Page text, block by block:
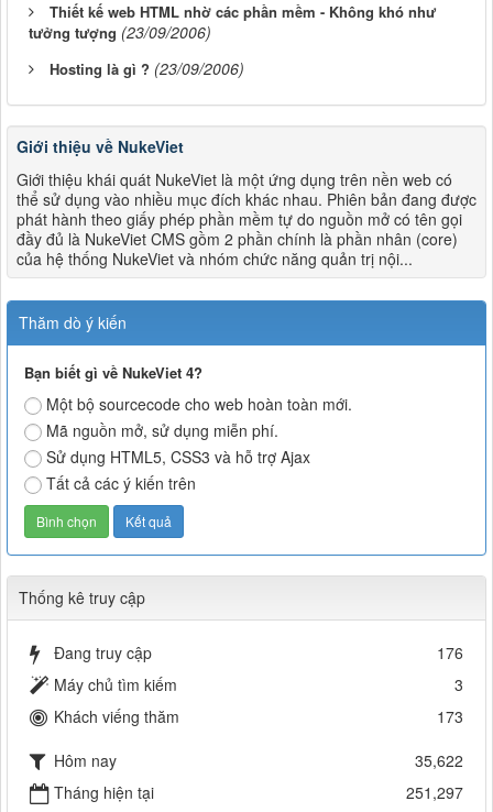
Thiết kế web HTML nhờ các phần mềm - Không khó như
tưởng tượng (23/09/2006)
Hosting là gì ? (23/09/2006)
Giới thiệu về NukeViet
Giới thiệu khái quát NukeViet là một ứng dụng trên nền web có
thể sử dụng vào nhiều mục đích khác nhau. Phiên bản đang được
phát hành theo giấy phép phần mềm tự do nguồn mở có tên gọi
đầy đủ là NukeViet CMS gồm 2 phần chính là phần nhân (core)
của hệ thống NukeViet và nhóm chức năng quản trị nội...
Thăm dò ý kiến
Bạn biết gì về NukeViet 4?
Một bộ sourcecode cho web hoàn toàn mới.
Mã nguồn mở, sử dụng miễn phí.
Sử dụng HTML5, CSS3 và hỗ trợ Ajax
Tất cả các ý kiến trên
Thống kê truy cập
Đang truy cập
176
Máy chủ tìm kiếm
3
Khách viếng thăm
173
Hôm nay
35,622
Tháng hiện tại
251,297